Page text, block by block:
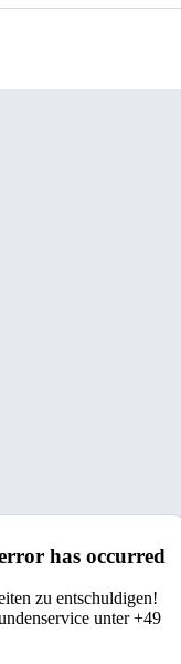
has occurred
zu entschuldigen!
unter +49